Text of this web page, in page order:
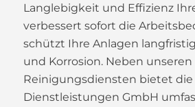
Langlebigkeit und Effizienz
verbessert sofort die
schützt Ihre Anlagen
und Korrosion. Neben unseren
Reinigungsdiensten bietet die
Dienstleistungen GmbH